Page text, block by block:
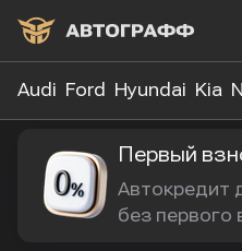
Audi Ford Hyundai Kia
Первый
Автокредит
без первого